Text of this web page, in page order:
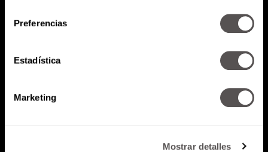
Preferencias
Estadística
Marketing
Mostrar detalles
Atención al cliente (suscripciones)
EVENTOS